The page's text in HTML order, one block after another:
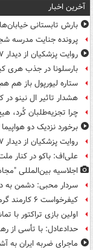
آخرین اخبار
بارش تابستانی
پرونده جنایت مدرسه
روایت پزشکیان از دیدار ۷ ساعته خود با رهبر انقلاب
بارسلونا در جذب هری
ستاره لیورپول باز هم
هشدار تاثیر ال نینو
چرا تجزیه‌طلبان کُرد،
برخورد نزدیک دو
روایت پزشکیان از دیدار ۷ ساعته خود با رهبر انقلاب
علی‌اف: باکو در کنار
اجلاسیه بین‌المللی
سردار محبی: دشمن به
کیفرخواست ۶ کارمند گرمساری در پرونده اختلاس صادر شد
اولین بازی تراکتور با
حدادعادل: با تأسی از
ماجرای ضربه ایران به